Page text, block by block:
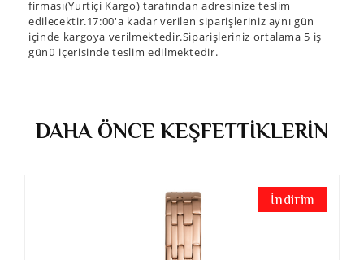
firması(Yurtiçi Kargo) tarafından adresinize teslim
edilecektir.17:00'a kadar verilen siparişleriniz aynı gün
içinde kargoya verilmektedir.Siparişleriniz ortalama 5 iş
günü içerisinde teslim edilmektedir.
DAHA ÖNCE KEŞFETTİKLERİN
İndirim